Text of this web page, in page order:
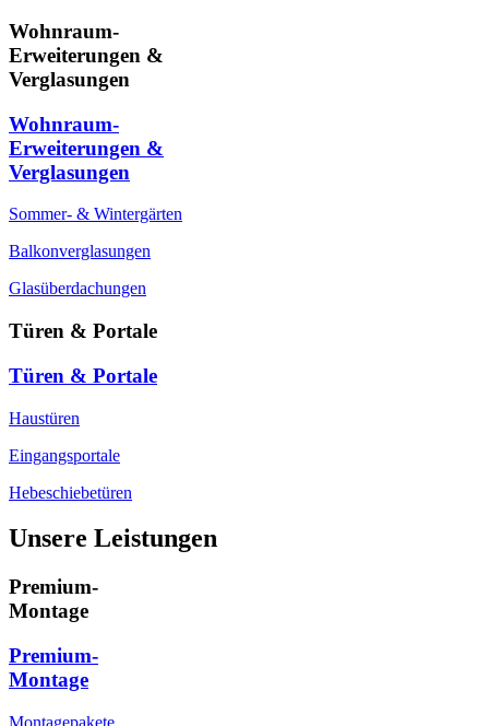
Wohnraum-
Erweiterungen &
Verglasungen
Wohnraum-
Erweiterungen &
Verglasungen
Sommer- & Wintergärten
Balkonverglasungen
Glasüberdachungen
Türen & Portale
Türen & Portale
Haustüren
Eingangsportale
Hebeschiebetüren
Unsere Leistungen
Premium-
Montage
Premium-
Montage
Montagepakete